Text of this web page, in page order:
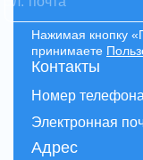
Контакты
Номер
Электронная
Адрес
Нажимая кнопку
принимаете